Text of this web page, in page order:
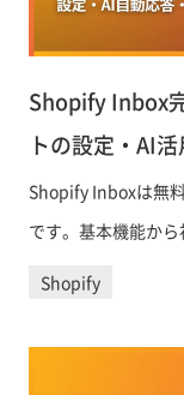
Shopify Inbox
トの設定・AI
Shopify Inboxは無
です。基本機能か
活用法、カート情
す。
Shopify